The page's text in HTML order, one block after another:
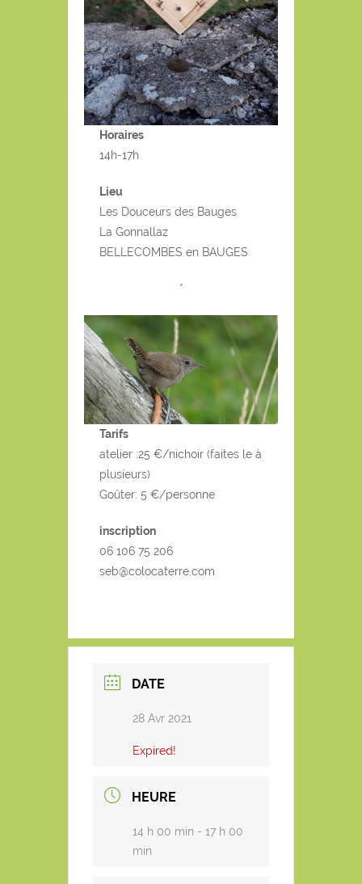
Horaires
14h-17h
Lieu
Les Douceurs des Bauges
La Gonnallaz
BELLECOMBES en BAUGES
*
Tarifs
atelier :25 €/nichoir (faites le à
plusieurs)
Goûter: 5 €/personne
inscription
06 106 75 206
seb@colocaterre.com
DATE
28 Avr 2021
Expired!
HEURE
14 h 00 min - 17 h 00
min